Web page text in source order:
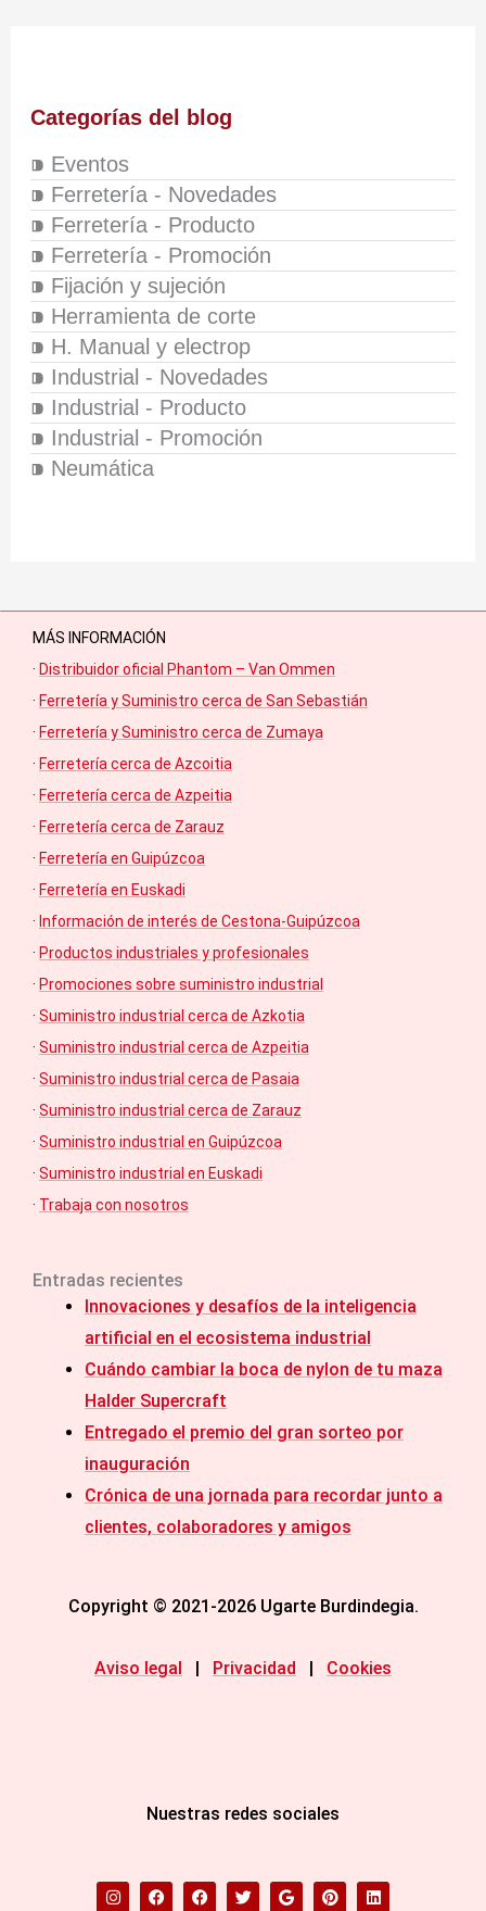
Categorías del blog
⁍ Eventos
⁍ Ferretería - Novedades
⁍ Ferretería - Producto
⁍ Ferretería - Promoción
⁍ Fijación y sujeción
⁍ Herramienta de corte
⁍ H. Manual y electrop
⁍ Industrial - Novedades
⁍ Industrial - Producto
⁍ Industrial - Promoción
⁍ Neumática
MÁS INFORMACIÓN
· Distribuidor oficial Phantom – Van Ommen
· Ferretería y Suministro cerca de San Sebastián
· Ferretería y Suministro cerca de Zumaya
· Ferretería cerca de Azcoitia
· Ferretería cerca de Azpeitia
· Ferretería cerca de Zarauz
· Ferretería en Guipúzcoa
· Ferretería en Euskadi
· Información de interés de Cestona-Guipúzcoa
· Productos industriales y profesionales
· Promociones sobre suministro industrial
· Suministro industrial cerca de Azkotia
· Suministro industrial cerca de Azpeitia
· Suministro industrial cerca de Pasaia
· Suministro industrial cerca de Zarauz
· Suministro industrial en Guipúzcoa
· Suministro industrial en Euskadi
· Trabaja con nosotros
Entradas recientes
Innovaciones y desafíos de la inteligencia
artificial en el ecosistema industrial
Cuándo cambiar la boca de nylon de tu maza
Halder Supercraft
Entregado el premio del gran sorteo por
inauguración
Crónica de una jornada para recordar junto a
clientes, colaboradores y amigos
Copyright © 2021-2026 Ugarte Burdindegia.
Aviso legal | Privacidad | Cookies
Nuestras redes sociales
I
n
F
a
F
a
T
w
G
o
P
i
L
i